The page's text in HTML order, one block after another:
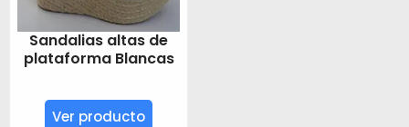
Sandalias altas de
plataforma Blancas
Ver producto